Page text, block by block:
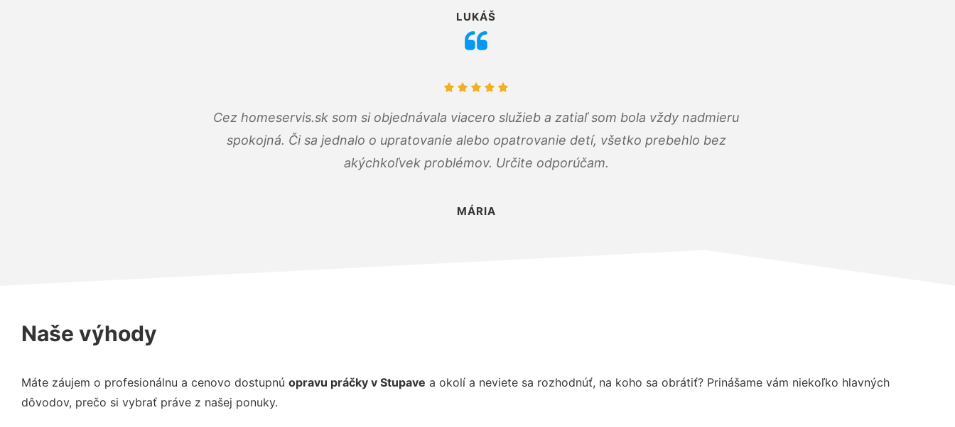
LUKÁŠ
Cez homeservis.sk som si objednávala viacero služieb a zatiaľ som bola vždy nadmieru
spokojná. Či sa jednalo o upratovanie alebo opatrovanie detí, všetko prebehlo bez
akýchkoľvek problémov. Určite odporúčam.
MÁRIA
Naše výhody
Máte záujem o profesionálnu a cenovo dostupnú opravu práčky v Stupave a okolí a neviete sa rozhodnúť, na koho sa obrátiť? Prinášame vám niekoľko hlavných
dôvodov, prečo si vybrať práve z našej ponuky.